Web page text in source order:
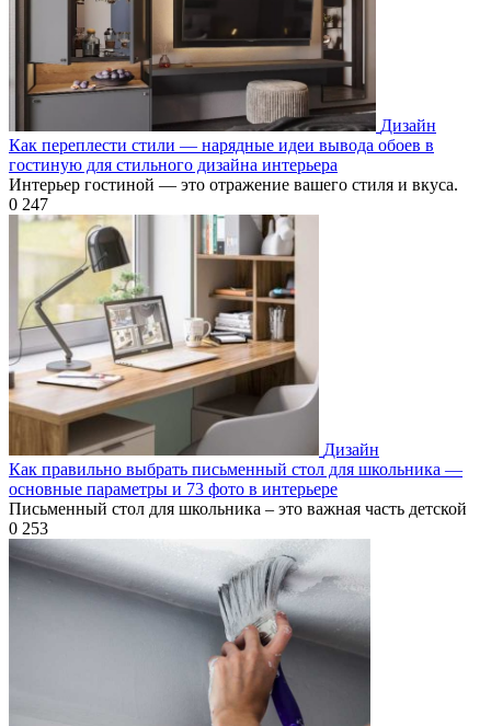
Дизайн
Как переплести стили — нарядные идеи вывода обоев в
гостиную для стильного дизайна интерьера
Интерьер гостиной — это отражение вашего стиля и вкуса.
0 247
Дизайн
Как правильно выбрать письменный стол для школьника —
основные параметры и 73 фото в интерьере
Письменный стол для школьника – это важная часть детской
0 253